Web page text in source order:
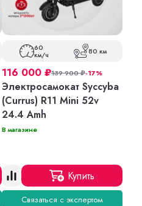
60
км/ч 80 км
116 000 ₽139 900₽-17%
Электросамокат Syccyba
(Currus) R11 Mini 52v
24.4 Amh
В магазине
Купить
Связаться с экспертом